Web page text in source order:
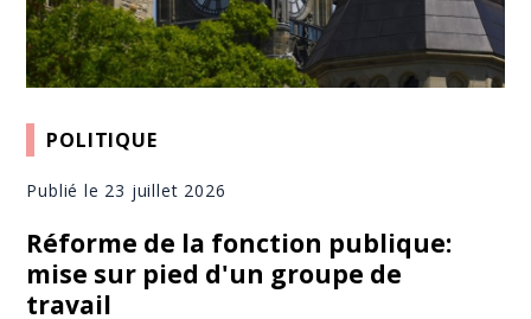
POLITIQUE
Publié le 23 juillet 2026
Réforme de la fonction publique:
mise sur pied d'un groupe de
travail